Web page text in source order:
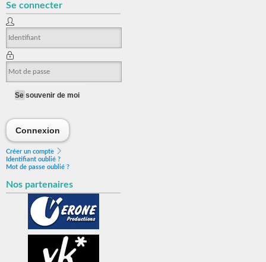
Se connecter
Se souvenir de moi
Connexion
Créer un compte
Identifiant oublié ?
Mot de passe oublié ?
Nos partenaires